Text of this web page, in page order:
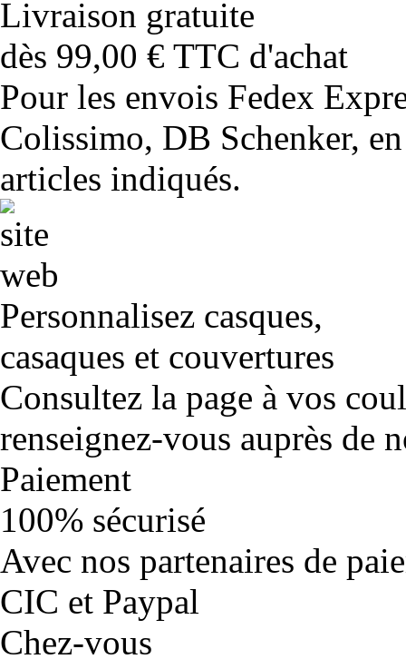
Livraison gratuite
dès 99,00 € TTC d'achat
Pour les envois Fedex
Colissimo, DB Schenker,
articles indiqués.
Personnalisez casques,
casaques et couvertures
Consultez la page à vos
renseignez-vous auprès de
Paiement
100% sécurisé
Avec nos partenaires de
CIC et Paypal
Chez-vous